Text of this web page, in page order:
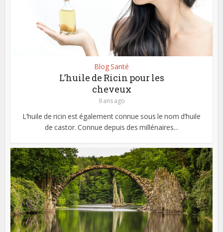
Blog Santé
L’huile de Ricin pour les
cheveux
9 ans ago
L’huile de ricin est également connue sous le nom d’huile
de castor. Connue depuis des millénaires...